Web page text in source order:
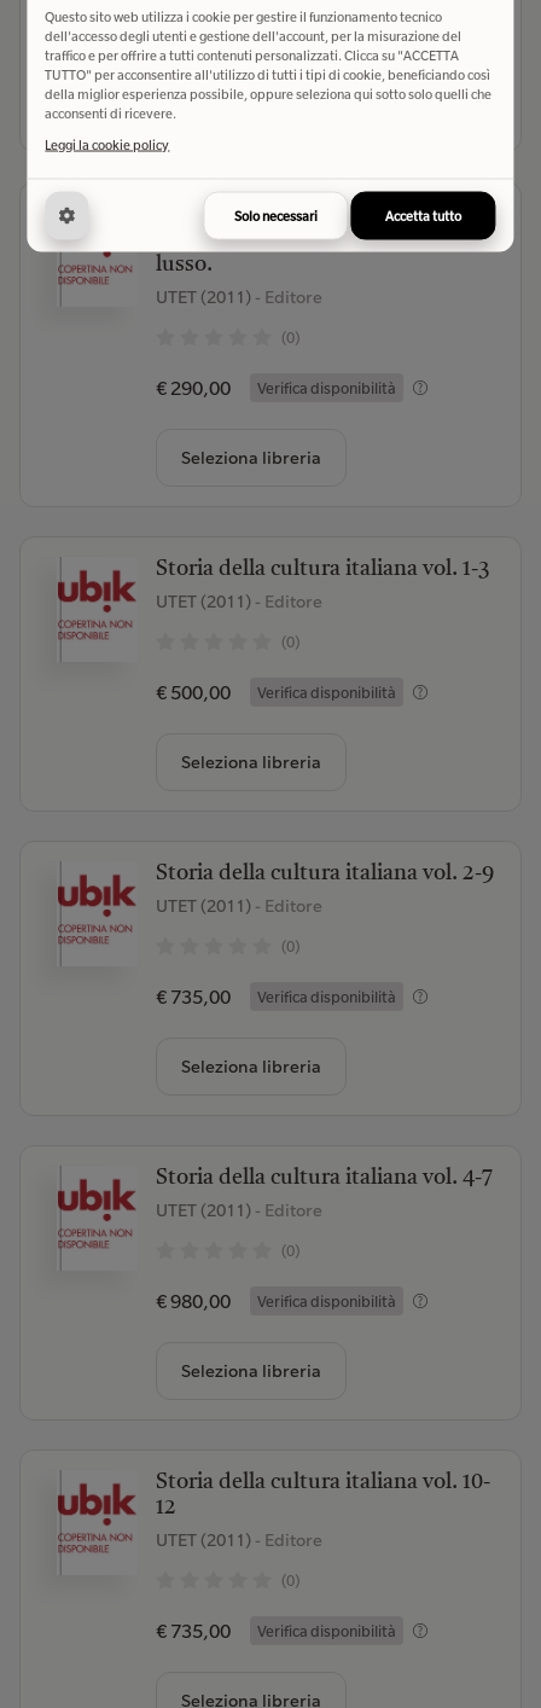
€ 120,00 Verifica disponibilità
Seleziona libreria
Grande dizionario enciclopedico.
Aggiornamento (2008). Ediz.
lusso.
UTET (2011)- Editore
(0)
€ 290,00 Verifica disponibilità
Seleziona libreria
Storia della cultura italiana vol. 1-3
UTET (2011)- Editore
(0)
€ 500,00 Verifica disponibilità
Seleziona libreria
Storia della cultura italiana vol. 2-9
UTET (2011)- Editore
(0)
€ 735,00 Verifica disponibilità
Seleziona libreria
Storia della cultura italiana vol. 4-7
UTET (2011)- Editore
(0)
€ 980,00 Verifica disponibilità
Seleziona libreria
Storia della cultura italiana vol. 10-
12
UTET (2011)- Editore
(0)
€ 735,00 Verifica disponibilità
Seleziona libreria
Questo sito web utilizza i cookie per gestire il funzionamento tecnico
dell'accesso degli utenti e gestione dell'account, per la misurazione del
traffico e per offrire a tutti contenuti personalizzati. Clicca su "ACCETTA
TUTTO" per acconsentire all'utilizzo di tutti i tipi di cookie, beneficiando così
della miglior esperienza possibile, oppure seleziona qui sotto solo quelli che
acconsenti di ricevere.
Leggi la cookie policy
Solo necessari Accetta tutto